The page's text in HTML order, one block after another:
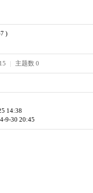
)
| 主题数 0
14:38
9-30 20:45